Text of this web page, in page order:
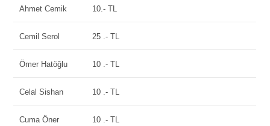
Ahmet Cemik 10.- TL
Cemil Serol 25 .- TL
Ömer Hatöğlu 10 .- TL
Celal Sishan 10 .- TL
Cuma Öner 10 .- TL